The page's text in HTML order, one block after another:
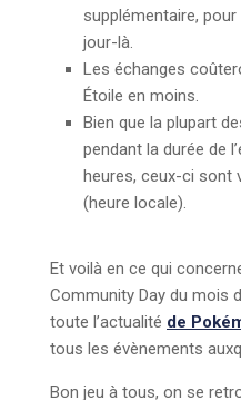
supplémentaire,
jour-là.
Les échanges
Étoile en moins.
Bien que la plupart
pendant la durée de
heures, ceux-ci sont
(heure locale).
Et voilà en ce qui
Community Day du mois
toute l’actualité de
tous les évènements
Bon jeu à tous, on se